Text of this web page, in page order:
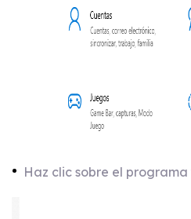
Haz clic sobre el programa